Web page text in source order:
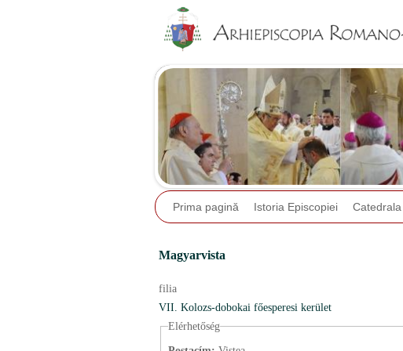
Prima pagină Istoria Episcopiei Catedrala
Magyarvista
filia
VII. Kolozs-dobokai főesperesi kerület
Elérhetőség